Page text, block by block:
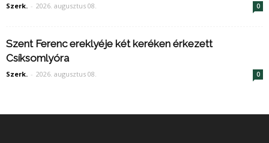
Szerk. - 2026. augusztus 08. 0
Szent Ferenc ereklyéje két keréken érkezett
Csíksomlyóra
Szerk. - 2026. augusztus 08. 0